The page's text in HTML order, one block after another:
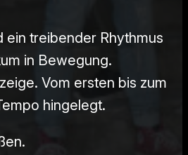
ein treibender Rhythmus
in Bewegung.
Vom ersten bis zum
hingelegt.